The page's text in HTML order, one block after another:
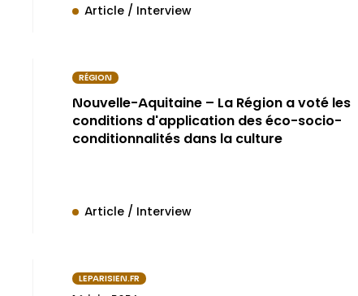
Article / Interview
RÉGION
Nouvelle-Aquitaine – La Région a voté les
conditions d'application des éco-socio-
conditionnalités dans la culture
Article / Interview
LEPARISIEN.FR